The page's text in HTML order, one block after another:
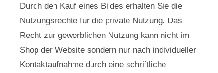
Durch den Kauf eines Bildes erhalten Sie die
Nutzungsrechte für die private Nutzung. Das
Recht zur gewerblichen Nutzung kann nicht im
Shop der Website sondern nur nach individueller
Kontaktaufnahme durch eine schriftliche